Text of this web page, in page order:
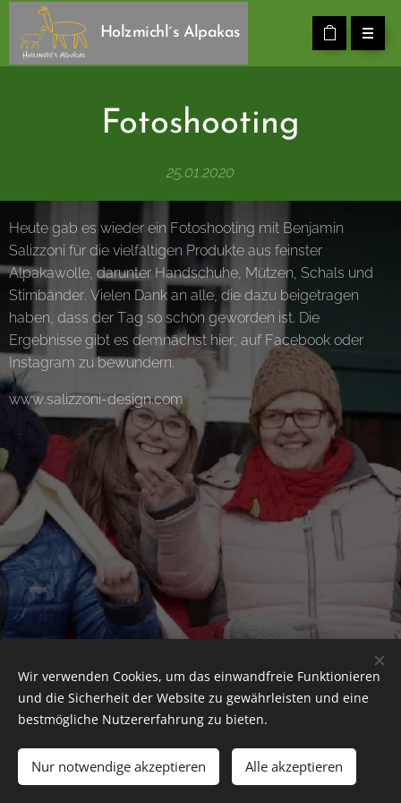
Holzmichl´s Alpakas
Fotoshooting
25.01.2020
Heute gab es wieder ein Fotoshooting mit Benjamin
Salizzoni für die vielfältigen Produkte aus feinster
Alpakawolle, darunter Handschuhe, Mützen, Schals und
Stirnbänder. Vielen Dank an alle, die dazu beigetragen
haben, dass der Tag so schön geworden ist. Die
Ergebnisse gibt es demnächst hier, auf Facebook oder
Instagram zu bewundern.
www.salizzoni-design.com
Holzmichl's Alpakas 2021 | alle Rechte vorbehalten
Allgemeine Geschäftsbedingungen Cookies
Wir verwenden Cookies, um das einwandfreie Funktionieren
und die Sicherheit der Website zu gewährleisten und eine
bestmögliche Nutzererfahrung zu bieten.
Nur notwendige akzeptieren Alle akzeptieren